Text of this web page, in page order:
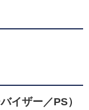
イザー／PS）